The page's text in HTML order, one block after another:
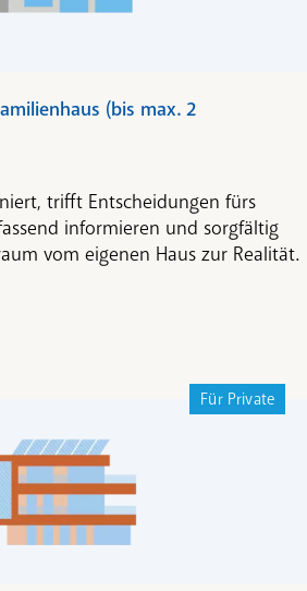
(bis max. 2
trifft Entscheidungen fürs
informieren und sorgfältig
vom eigenen Haus zur Realität.
Für Private